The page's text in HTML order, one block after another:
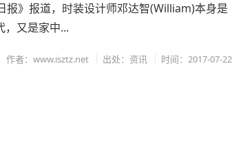
报》报道，时装设计师邓达智(William)本身是
，又是家中...
作者：www.isztz.net 出处：资讯 时间：2017-07-22